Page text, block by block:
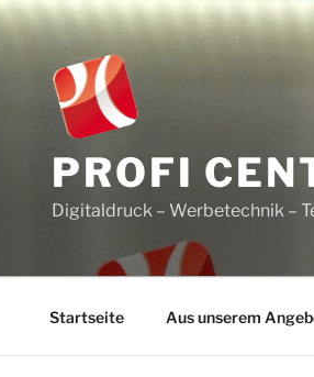
PROFI
Digitaldruck – Werbetechnik –
Startseite Aus unserem